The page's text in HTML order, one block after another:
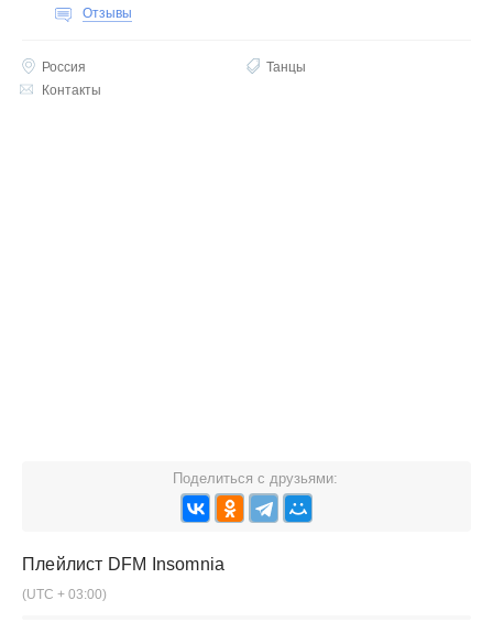
Отзывы
Россия
Танцы
Контакты
Поделиться с друзьями:
Плейлист DFM Insomnia
(UTC + 03:00)